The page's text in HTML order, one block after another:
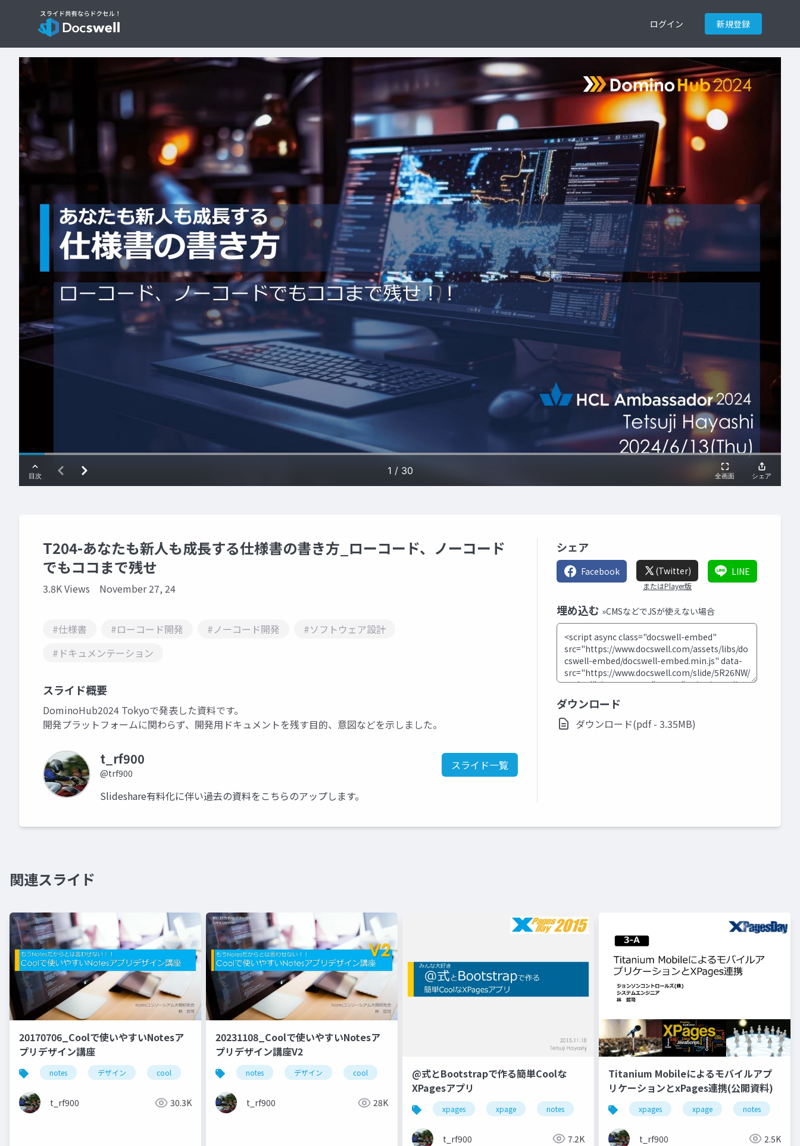
ログイン 新規登録
T204-あなたも新人も成長する仕様書の書き方_ローコード、ノーコード
でもココまで残せ
3.8K Views November 27, 24
#仕様書 #ローコード開発 #ノーコード開発
#ソフトウェア設計
#ドキュメンテーション
スライド概要
DominoHub2024 Tokyoで発表した資料です。
開発プラットフォームに関わらず、開発用ドキュメントを残す目的、意図などを示しました。
t_rf900
@trf900
スライド一覧
Slideshare有料化に伴い過去の資料をこちらのアップします。
シェア
Facebook (Twitter)
またはPlayer版
LINE
埋め込む »CMSなどでJSが使えない場合
ダウンロード
ダウンロード(pdf - 3.35MB)
関連スライド
20170706_Coolで使いやすいNotesア
プリデザイン講座
notes デザイン cool
t_rf900 30.3K
20231108_Coolで使いやすいNotesア
プリデザイン講座V2
notes デザイン cool
t_rf900 28K
@式とBootstrapで作る簡単Coolな
XPagesアプリ
xpages xpage notes domino bootstrap
t_rf900 7.2K
Titanium Mobileによるモバイルアプ
リケーションとxPages連携(公開資料)
xpages xpage notes
t_rf900 2.5K